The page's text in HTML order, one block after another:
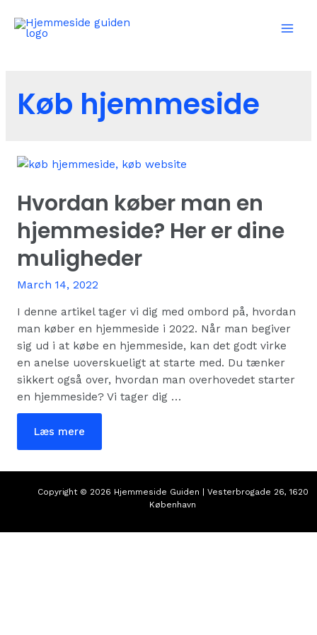
content
Køb hjemmeside
Hvordan køber man en
hjemmeside? Her er dine
muligheder
March 14, 2022
I denne artikel tager vi dig med ombord på, hvordan
man køber en hjemmeside i 2022. Når man begiver
sig ud i at købe en hjemmeside, kan det godt virke
en anelse uoverskueligt at starte med. Du tænker
sikkert også over, hvordan man overhovedet starter
en hjemmeside? Vi tager dig …
Hvordan
køber
man
er
dine
Læs mere
Copyright © 2026 Hjemmeside Guiden | Vesterbrogade 26, 1620
København